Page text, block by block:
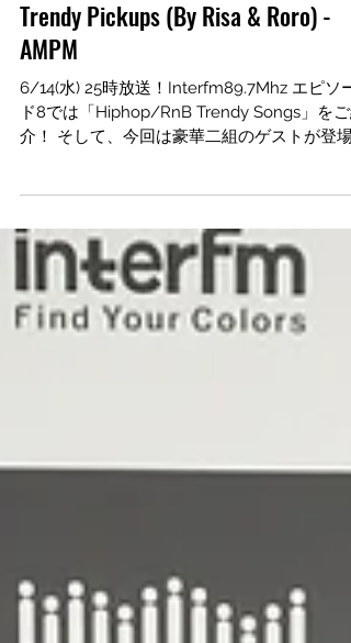
AMPM
6/14(水) 25時放送！Interfm89.7Mhz エピソー
ド8では「Hiphop/RnB Trendy Songs」をご
介！ そして、今回は豪華二組のゲストが登場
日本のクリエイティブユニット「AmPm」と
５月に来日していたロバート・グラスパー率